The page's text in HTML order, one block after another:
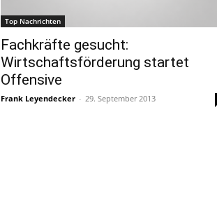
Top Nachrichten
Fachkräfte gesucht:
Wirtschaftsförderung startet
Offensive
Frank Leyendecker - 29. September 2013